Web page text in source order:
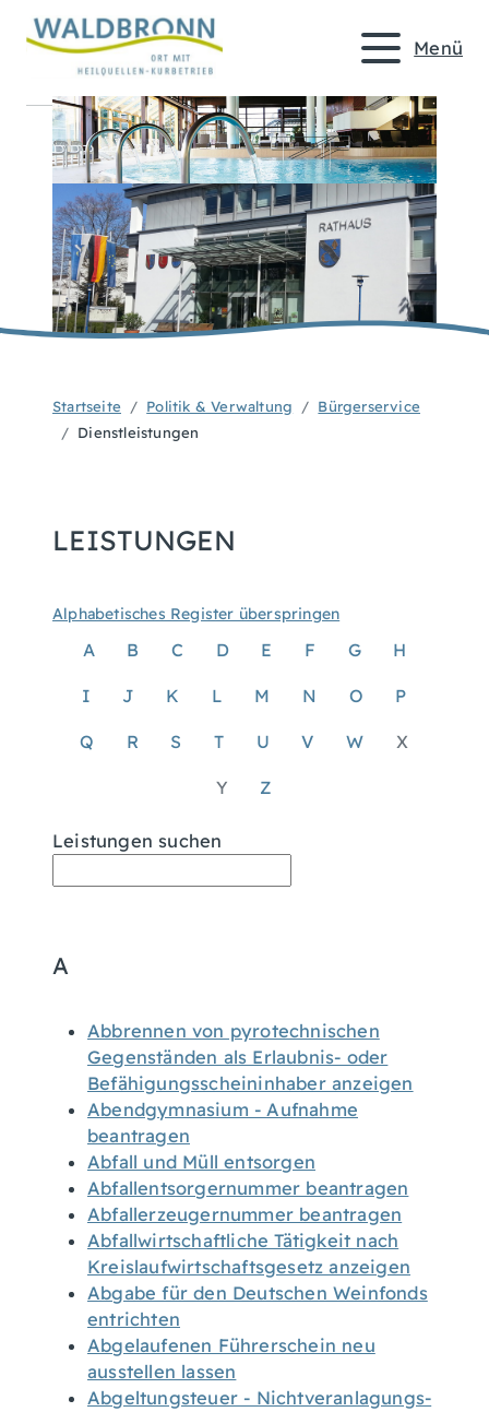
Menü
Startseite Politik & Verwaltung
Bürgerservice
Dienstleistungen
LEISTUNGEN
Alphabetisches Register überspringen
A B C D E F G H
I J K L M N O P
Q R S T U V W X
Y Z
Leistungen suchen
A
Abbrennen von pyrotechnischen
Gegenständen als Erlaubnis- oder
Befähigungsscheininhaber anzeigen
Abendgymnasium - Aufnahme
beantragen
Abfall und Müll entsorgen
Abfallentsorgernummer beantragen
Abfallerzeugernummer beantragen
Abfallwirtschaftliche Tätigkeit nach
Kreislaufwirtschaftsgesetz anzeigen
Abgabe für den Deutschen Weinfonds
entrichten
Abgelaufenen Führerschein neu
ausstellen lassen
Abgeltungsteuer - Nichtveranlagungs-